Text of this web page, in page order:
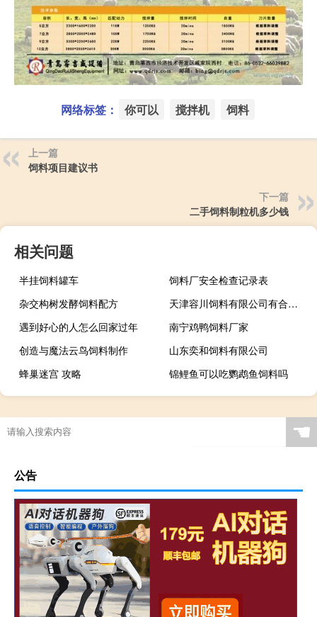
网络标签： 你可以 搅拌机 饲料
上一篇
饲料项目建议书
下一篇
二手饲料制粒机多少钱
相关问题
半挂饲料罐车
饲料厂安全检查记录表
杂交构树发酵饲料配方
天津容川饲料有限公司有合赢牌吗
遇到好心的人怎么回家过年
南宁鸡鸭饲料厂家
创造与魔法云鸟饲料制作
山东奕和饲料有限公司
蜂巢迷宫 攻略
锦鲤鱼可以吃鹦鹉鱼饲料吗
☚
公告